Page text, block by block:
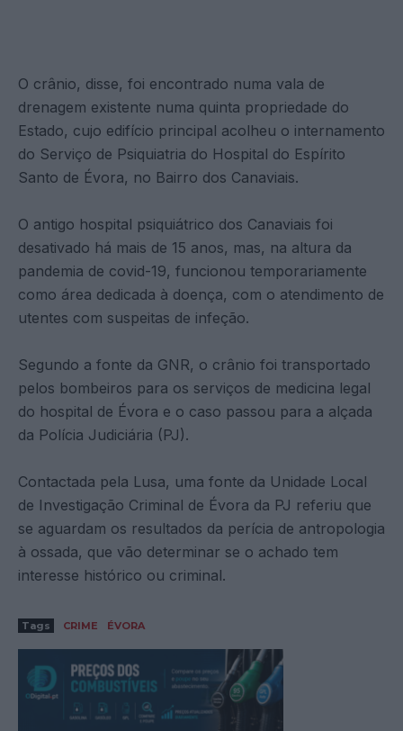
O crânio, disse, foi encontrado numa vala de
drenagem existente numa quinta propriedade do
Estado, cujo edifício principal acolheu o internamento
do Serviço de Psiquiatria do Hospital do Espírito
Santo de Évora, no Bairro dos Canaviais.
O antigo hospital psiquiátrico dos Canaviais foi
desativado há mais de 15 anos, mas, na altura da
pandemia de covid-19, funcionou temporariamente
como área dedicada à doença, com o atendimento de
utentes com suspeitas de infeção.
Segundo a fonte da GNR, o crânio foi transportado
pelos bombeiros para os serviços de medicina legal
do hospital de Évora e o caso passou para a alçada
da Polícia Judiciária (PJ).
Contactada pela Lusa, uma fonte da Unidade Local
de Investigação Criminal de Évora da PJ referiu que
se aguardam os resultados da perícia de antropologia
à ossada, que vão determinar se o achado tem
interesse histórico ou criminal.
Tags CRIME ÉVORA